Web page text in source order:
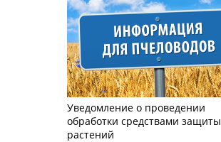
Уведомление о проведении
обработки средствами защиты
растений